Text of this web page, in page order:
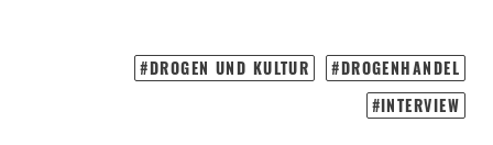
DROGEN UND KULTUR
DROGENHANDEL
INTERVIEW